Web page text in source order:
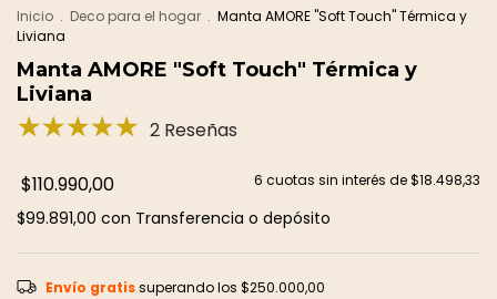
Inicio . Deco para el hogar . Manta AMORE "Soft Touch" Térmica y
Liviana
Manta AMORE "Soft Touch" Térmica y
Liviana
2 Reseñas
$110.990,00 6 cuotas sin interés de$18.498,33
$99.891,00 con Transferencia o depósito
Envío gratis superando los $250.000,00